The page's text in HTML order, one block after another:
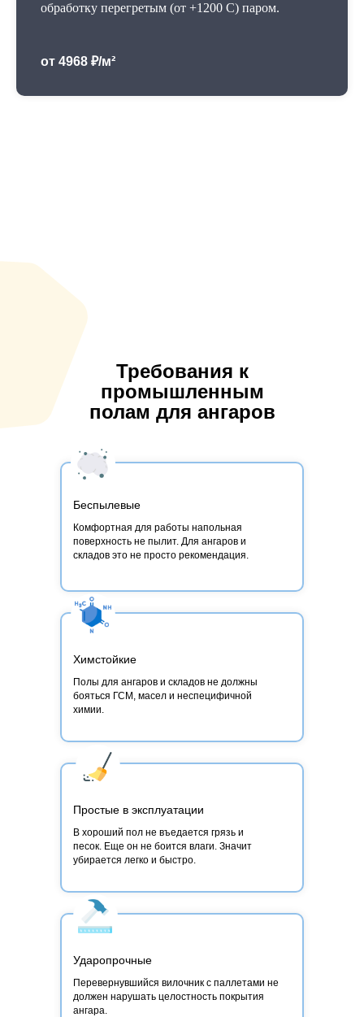
обработку перегретым (от +1200 С) паром.
от 4968 ₽/м²
В хороший пол не въедается грязь и
песок. Еще он не боится влаги. Значит
убирается легко и быстро.
Простые в эксплуатации
Полы для ангаров и складов не должны
бояться ГСМ, масел и неспецифичной
химии.
Химстойкие
Комфортная для работы напольная
поверхность не пылит. Для ангаров и
складов это не просто рекомендация.
Беспылевые
Перевернувшийся вилочник с паллетами не
должен нарушать целостность покрытия
ангара.
Ударопрочные
Требования к
промышленным
полам для ангаров